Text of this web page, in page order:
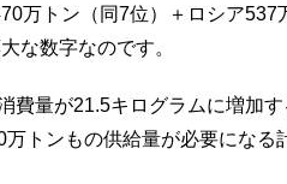
万トン（同7位）＋ロシア537
な数字なのです。
量が21.5キログラムに増加す
トンもの供給量が必要になる